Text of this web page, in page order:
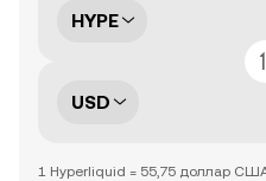
HYPE
USD
1 Hyperliquid = 55,75 доллар